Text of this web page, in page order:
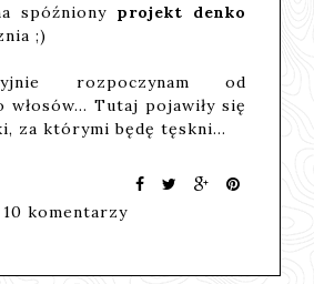
spóźniony projekt denko
;)
rozpoczynam od
Tutaj pojawiły się
za którymi będę tęskni…
10 komentarzy